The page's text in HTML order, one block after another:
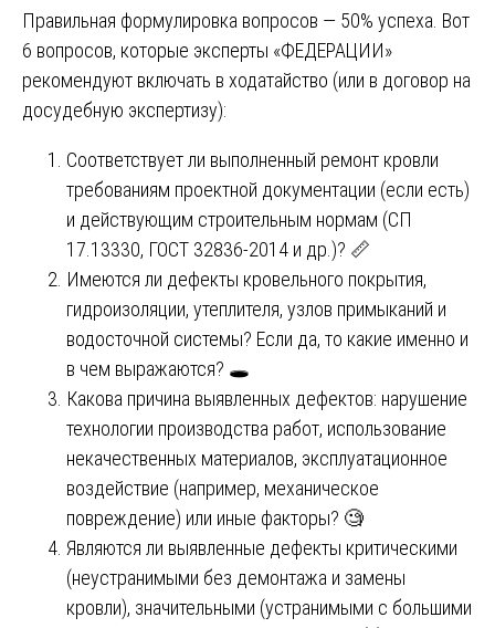
Правильная формулировка вопросов — 50% успеха. Вот
6 вопросов, которые эксперты «ФЕДЕРАЦИИ»
рекомендуют включать в ходатайство (или в договор на
досудебную экспертизу):
Соответствует ли выполненный ремонт кровли
требованиям проектной документации (если есть)
и действующим строительным нормам (СП
17.13330, ГОСТ 32836-2014 и др.)? 📏
Имеются ли дефекты кровельного покрытия,
гидроизоляции, утеплителя, узлов примыканий и
водосточной системы? Если да, то какие именно и
в чем выражаются? 🕳️
Какова причина выявленных дефектов: нарушение
технологии производства работ, использование
некачественных материалов, эксплуатационное
воздействие (например, механическое
повреждение) или иные факторы? 🧐
Являются ли выявленные дефекты критическими
(неустранимыми без демонтажа и замены
кровли), значительными (устранимыми с большими